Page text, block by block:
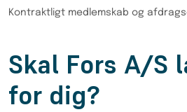
Kontraktligt medlemskab og
Skal Fors A/S
for dig?